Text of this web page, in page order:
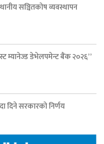
सञ्चितकोष व्यवस्थापन
म्यानेज्ड डेभेलपमेन्ट बैंक २०२६”
दिने सरकारको निर्णय